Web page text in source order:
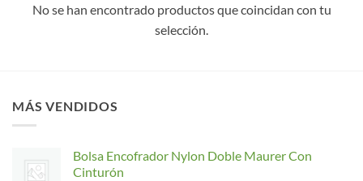
No se han encontrado productos que coincidan con tu
selección.
MÁS VENDIDOS
Bolsa Encofrador Nylon Doble Maurer Con
Cinturón